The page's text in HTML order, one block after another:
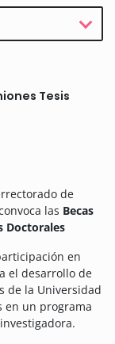
Tesis
de
las Becas
Doctorales
en
el desarrollo de
de la Universidad
en un programa